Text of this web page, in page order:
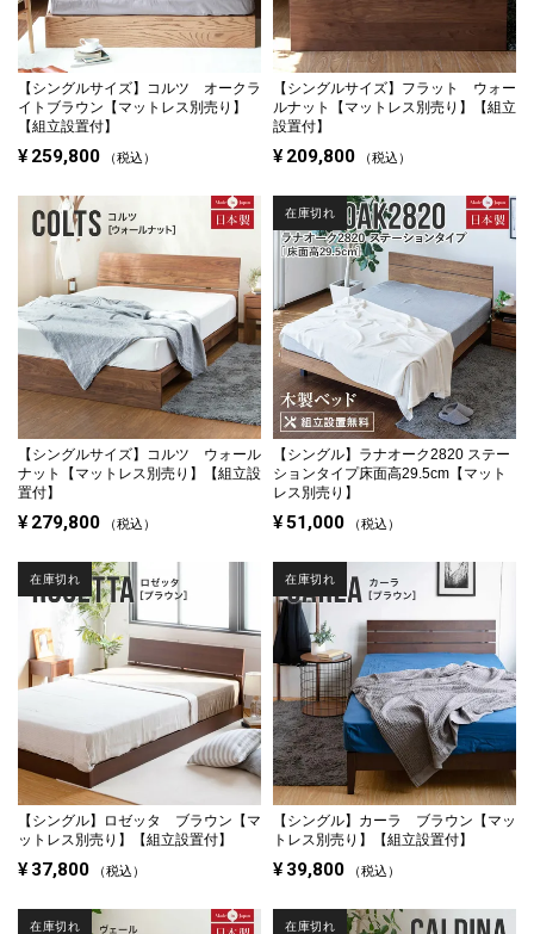
【シングルサイズ】
コルツ オークラ
イトブラウン【マットレス別売り】
【組立設置付】
¥ 259,800 税込
【シングルサイズ】 フラット ウォー
ルナット【マットレス別売り】【組立
設置付】
¥ 209,800 税込
【シングルサイズ】
コルツ ウォール
ナット【マットレス別売り】【組立設
置付】
¥ 279,800 税込
【シングル】 ラナオーク2820 ステー
ションタイプ床面高29.5cm【マット
レス別売り】
¥51,000 税込
在庫切れ
【シングル】
ロゼッタ ブラウン【マ
ットレス別売り】【組立設置付】
¥ 37,800 税込
在庫切れ
【シングル】 カーラ ブラウン【マッ
トレス別売り】【組立設置付】
¥ 39,800 税込
在庫切れ
在庫切れ 在庫切れ